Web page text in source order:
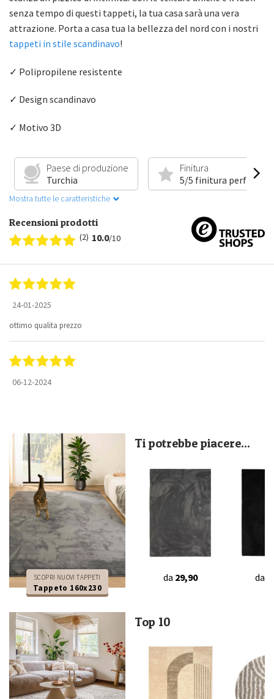
senza tempo di questi tappeti, la tua casa sarà una vera
attrazione. Porta a casa tua la bellezza del nord con i nostri
tappeti in stile scandinavo!
✓ Polipropilene resistente
✓ Design scandinavo
✓ Motivo 3D
Paese di produzione
Turchia
Finitura
5/5 finitura perfetta
Mostra tutte le caratteristiche
Recensioni prodotti
(2) 10.0/10
24-01-2025
ottimo qualita prezzo
06-12-2024
SCOPRI NUOVI TAPPETI
Tappeto 160x230
Ti potrebbe piacere...
da 29,90 da
Top 10